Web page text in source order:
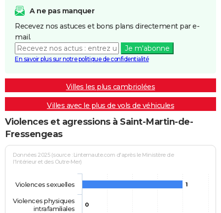
A ne pas manquer
Recevez nos astuces et bons plans directement par e-
mail.
Je m'abonne
En savoir plus sur notre politique de confidentialité
Villes les plus cambriolées
Villes avec le plus de vols de véhicules
Violences et agressions à Saint-Martin-de-
Fressengeas
Données 2025 (source : Linternaute.com d'après le Ministère de
l'Intérieur et des Outre-Mer)
1
0
Violences sexuelles
Violences physiques
intrafamiliales